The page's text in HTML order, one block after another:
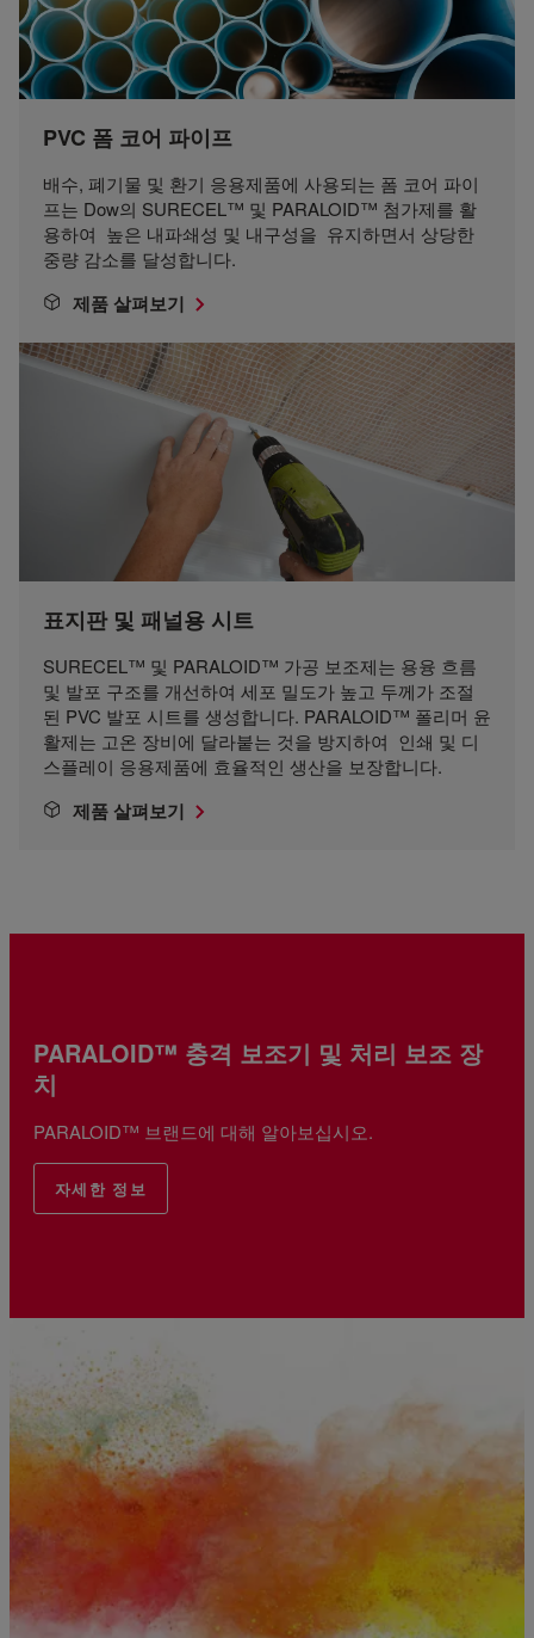
PVC 폼 코어 파이프
배수, 폐기물 및 환기 응용제품에 사용되는 폼 코어 파이
프는 Dow의 SURECEL™ 및 PARALOID™ 첨가제를 활
용하여 높은 내파쇄성 및 내구성을 유지하면서 상당한
중량 감소를 달성합니다.
제품 살펴보기
표지판 및 패널용 시트
SURECEL™ 및 PARALOID™ 가공 보조제는 용융 흐름
및 발포 구조를 개선하여 세포 밀도가 높고 두께가 조절
된 PVC 발포 시트를 생성합니다. PARALOID™ 폴리머 윤
활제는 고온 장비에 달라붙는 것을 방지하여 인쇄 및 디
스플레이 응용제품에 효율적인 생산을 보장합니다.
제품 살펴보기
PARALOID™ 충격 보조기 및 처리 보조 장
치
PARALOID™ 브랜드에 대해 알아보십시오.
자세한 정보